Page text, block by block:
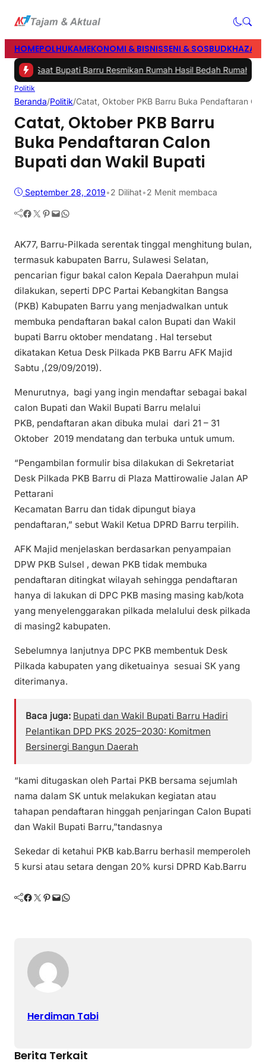
HOMEPOLHUKAMEKONOMI & BISNISSENI & SOSBUD
Saat Bupati Barru Resmikan Rumah Hasil Bedah Rumah Polres
Politik
Beranda/Politik/Catat, Oktober PKB Barru Buka Pendaftaran
Catat, Oktober PKB Barru
Buka Pendaftaran Calon
Bupati dan Wakil Bupati
September 28, 2019•2 Dilihat•2 Menit membaca
Facebook Twitter Pinterest Mail WhatsApp
AK77, Barru-Pilkada serentak tinggal menghitung bulan,
termasuk kabupaten Barru, Sulawesi Selatan,
pencarian figur bakal calon Kepala Daerahpun mulai
dilakukan, seperti DPC Partai Kebangkitan Bangsa
(PKB) Kabupaten Barru yang menjadwalkan untuk
membuka pendaftaran bakal calon Bupati dan Wakil
bupati Barru oktober mendatang . Hal tersebut
dikatakan Ketua Desk Pilkada PKB Barru AFK Majid
Sabtu ,(29/09/2019).
Menurutnya, bagi yang ingin mendaftar sebagai bakal
calon Bupati dan Wakil Bupati Barru melalui
PKB, pendaftaran akan dibuka mulai dari 21 – 31
Oktober 2019 mendatang dan terbuka untuk umum.
“Pengambilan formulir bisa dilakukan di Sekretariat
Desk Pilkada PKB Barru di Plaza Mattirowalie Jalan AP
Pettarani
Kecamatan Barru dan tidak dipungut biaya
pendaftaran,” sebut Wakil Ketua DPRD Barru terpilih.
AFK Majid menjelaskan berdasarkan penyampaian
DPW PKB Sulsel , dewan PKB tidak membuka
pendaftaran ditingkat wilayah sehingga pendaftaran
hanya di lakukan di DPC PKB masing masing kab/kota
yang menyelenggarakan pilkada melalului desk pilkada
di masing2 kabupaten.
Sebelumnya lanjutnya DPC PKB membentuk Desk
Pilkada kabupaten yang diketuainya sesuai SK yang
diterimanya.
Baca juga: Bupati dan Wakil Bupati Barru Hadiri
Pelantikan DPD PKS 2025–2030: Komitmen
Bersinergi Bangun Daerah
“kami ditugaskan oleh Partai PKB bersama sejumlah
nama dalam SK untuk melakukan kegiatan atau
tahapan pendaftaran hinggah penjaringan Calon Bupati
dan Wakil Bupati Barru,”tandasnya
Sekedar di ketahui PKB kab.Barru berhasil memperoleh
5 kursi atau setara dengan 20% kursi DPRD Kab.Barru
Facebook Twitter Pinterest Mail WhatsApp
Herdiman Tabi
Berita Terkait